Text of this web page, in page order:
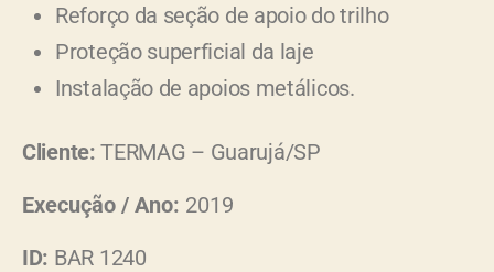
Reforço da seção de apoio do trilho
Proteção superficial da laje
Instalação de apoios metálicos.
Cliente:TERMAG – Guarujá/SP
Execução / Ano: 2019
ID: BAR 1240